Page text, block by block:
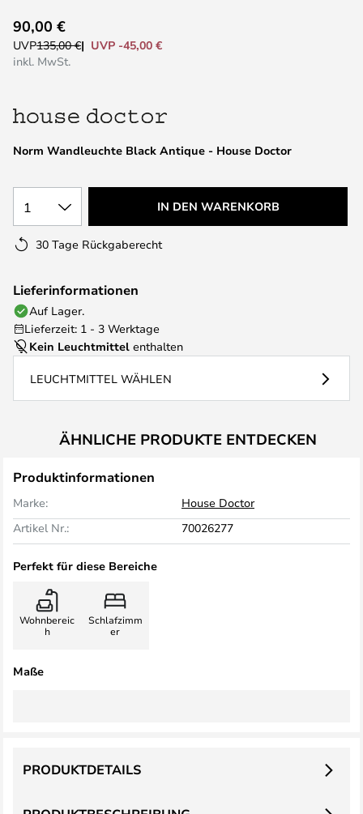
Anfang
der
Norm Wandleuchte Black Antique - House Doctor
90,00 €
UVP135,00 €
UVP -45,00 €
inkl. MwSt.
1 IN DEN WARENKORB
30 Tage Rückgaberecht
Lieferinformationen
Auf Lager.
Lieferzeit: 1 - 3 Werktage
Kein Leuchtmittel enthalten
LEUCHTMITTEL WÄHLEN
ÄHNLICHE PRODUKTE ENTDECKEN
Produktinformationen
Marke:
House Doctor
Artikel Nr.:
70026277
Perfekt für diese Bereiche
Wohnbereic
h
Schlafzimm
er
Maße
PRODUKTDETAILS